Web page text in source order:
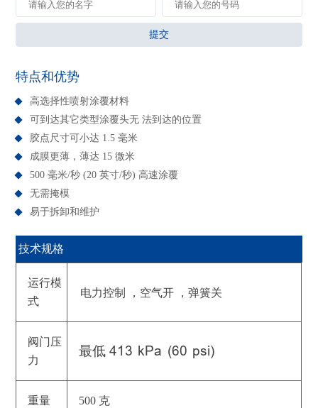
提交
特点和优势
高选择性喷射涂覆材料
可到达其它类型涂覆头无 法到达的位置
胶点尺寸可小达 1.5 毫米
成膜更薄，薄达 15 微米
500 毫米/秒 (20 英寸/秒) 高速涂覆
无需掩模
易于拆卸和维护
技术规格
运行模
式
电力控制 ，空气开 ，弹簧关
阀门压
力
最低413 kPa (60 psi)
重量 500 克